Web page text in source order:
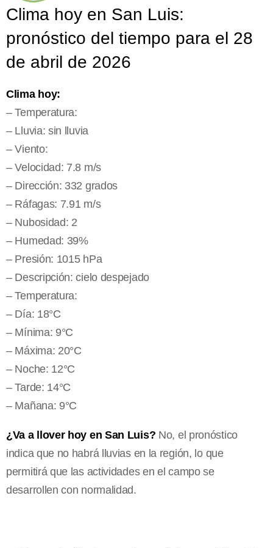
Clima hoy en San Luis:
pronóstico del tiempo para el 28
de abril de 2026
Clima hoy:
– Temperatura:
– Lluvia: sin lluvia
– Viento:
– Velocidad: 7.8 m/s
– Dirección: 332 grados
– Ráfagas: 7.91 m/s
– Nubosidad: 2
– Humedad: 39%
– Presión: 1015 hPa
– Descripción: cielo despejado
– Temperatura:
– Día: 18°C
– Mínima: 9°C
– Máxima: 20°C
– Noche: 12°C
– Tarde: 14°C
– Mañana: 9°C
¿Va a llover hoy en San Luis? No, el pronóstico
indica que no habrá lluvias en la región, lo que
permitirá que las actividades en el campo se
desarrollen con normalidad.